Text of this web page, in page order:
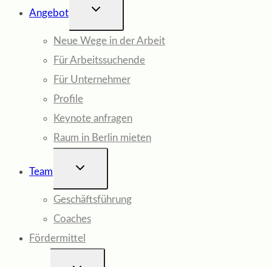
Angebot
UNTERMENÜ
Neue Wege in der Arbeit
Für Arbeitssuchende
Für Unternehmer
Profile
Keynote anfragen
Raum in Berlin mieten
Team
UNTERMENÜ
Geschäftsführung
Coaches
Fördermittel
UNTERMENÜ